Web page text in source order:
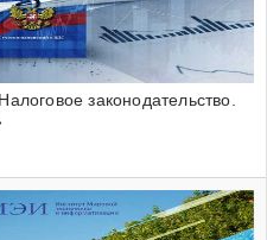
законодательство.